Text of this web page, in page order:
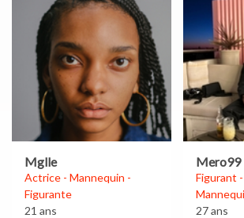
Mglle
Actrice - Mannequin -
Figurante
21 ans
Mero99
Figurant
27 ans